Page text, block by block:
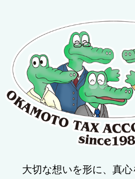
大切な想いを形に、真